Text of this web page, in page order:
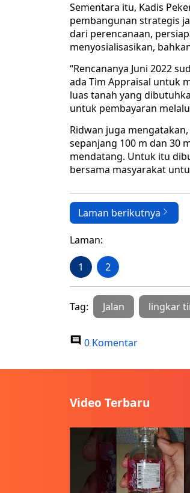
Sementara itu, Kadis
pembangunan strategis
dari perencanaan,
menyosialisasikan,
“Rencananya Juni 2022
ada Tim Appraisal untuk
luas tanah yang
untuk pembayaran
Ridwan juga
sepanjang 100 m dan 30
mendatang. Untuk itu
bersama masyarakat
Laman berikutnya
Laman:
1 2
Tag: Jalan lingkar
0 Komentar
Video Terbaru